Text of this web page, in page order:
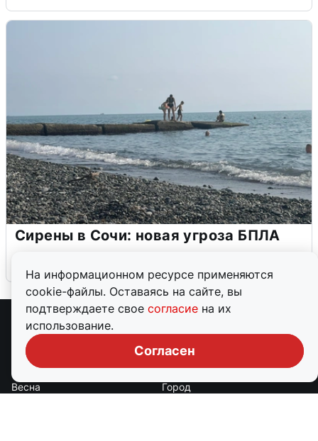
На информационном ресурсе применяются
cookie-файлы. Оставаясь на сайте, вы
подтверждаете свое согласие на их
использование.
Согласен
Сирены в Сочи: новая угроза БПЛА
Рубрики
Авто
Бизнес
Весна
Город